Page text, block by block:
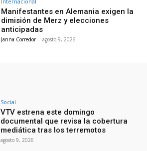
Manifestantes en Alemania exigen la
dimisión de Merz y elecciones
anticipadas
Janna Corredor - agosto 9, 2026
Social
VTV estrena este domingo
documental que revisa la cobertura
mediática tras los terremotos
agosto 9, 2026